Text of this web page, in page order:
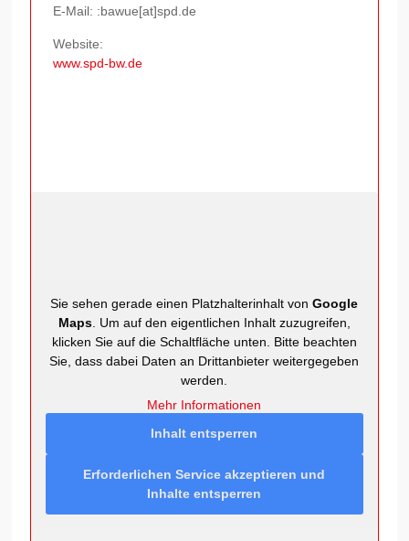
E-Mail: :bawue[at]spd.de
Website:
www.spd-bw.de
Sie sehen gerade einen Platzhalterinhalt vonGoogle
Maps. Um auf den eigentlichen Inhalt zuzugreifen,
klicken Sie auf die Schaltfläche unten. Bitte beachten
Sie, dass dabei Daten an Drittanbieter weitergegeben
werden.
Mehr Informationen
Inhalt entsperren
Erforderlichen Service akzeptieren und
Inhalte entsperren